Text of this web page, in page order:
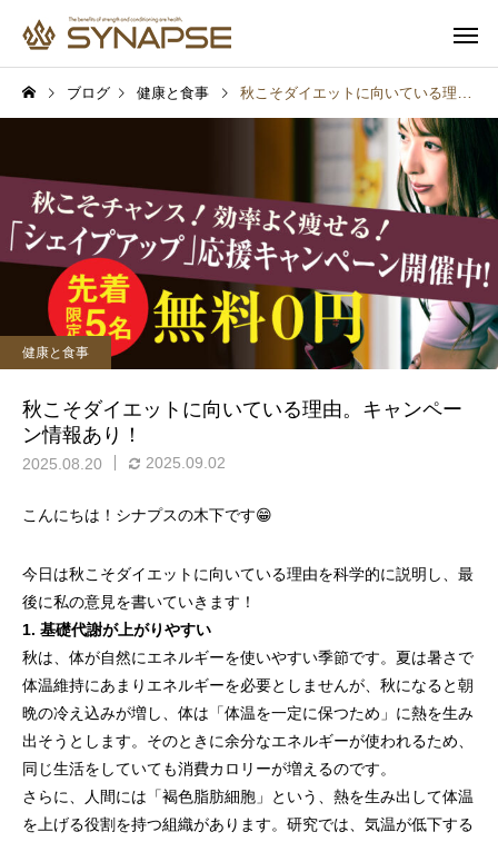
多彩なオプ
通勤前でも安心 子供も一緒
健康と食事
夜8時以降に食べると太
る？実は時間より大切なこ
とがあります
健康と食事
毎日1時間の寝不足で
る？6週間の研究で起き
変化
ブログ 健康と食事 秋こそダイエットに向いている理由。キャンペーン情報あり！
健康と食事
秋こそダイエットに向いている理由。キャンペー
ン情報あり！
2025.08.20 2025.09.02
こんにちは！シナプスの木下です😁
今日は秋こそダイエットに向いている理由を科学的に説明し、最
後に私の意見を書いていきます！
1. 基礎代謝が上がりやすい
秋は、体が自然にエネルギーを使いやすい季節です。夏は暑さで
体温維持にあまりエネルギーを必要としませんが、秋になると朝
晩の冷え込みが増し、体は「体温を一定に保つため」に熱を生み
出そうとします。そのときに余分なエネルギーが使われるため、
同じ生活をしていても消費カロリーが増えるのです。
さらに、人間には「褐色脂肪細胞」という、熱を生み出して体温
を上げる役割を持つ組織があります。研究では、気温が低下する